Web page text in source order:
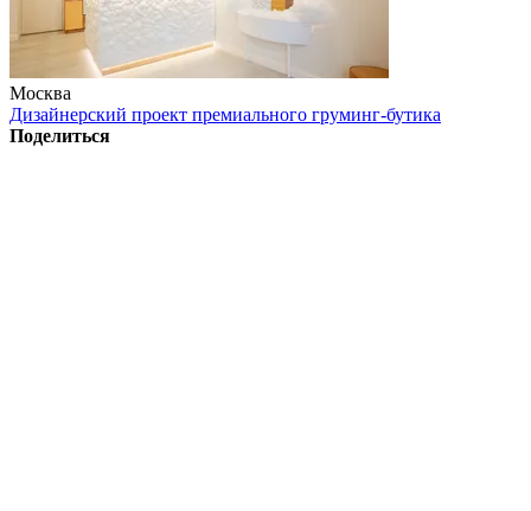
Москва
Дизайнерский проект премиального груминг-бутика
Поделиться